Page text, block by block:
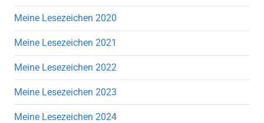
Meine Lesezeichen 2020
Meine Lesezeichen 2021
Meine Lesezeichen 2022
Meine Lesezeichen 2023
Meine Lesezeichen 2024